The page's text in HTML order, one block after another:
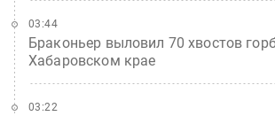
Браконьер выловил 70 хвостов
Хабаровском крае
03:44
03:22